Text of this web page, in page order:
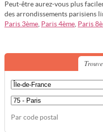
Peut-être aurez-vous plus
des arrondissements parisiens
Paris 3ème, Paris 4ème, Paris
Par code postal